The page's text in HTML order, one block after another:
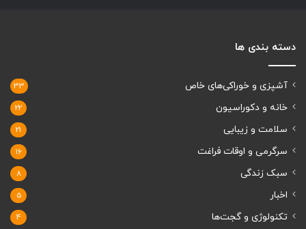
دسته بندی ها
آشپزی و خوراکی‌های خاص 33
خانه و دکوراسیون 22
سلامت و زیبایی 21
سرگرمی و اوقات فراغت 16
سبک زندگی 8
اخبار 5
تکنولوژی و گجت‌ها 4